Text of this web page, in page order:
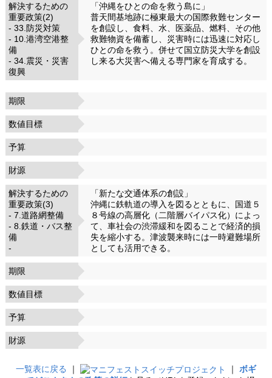
解決するための
重要政策(2)
- 33.防災対策
- 10.港湾空港整
備
- 34.震災・災害
復興
「沖縄をひとの命を救う島に」
普天間基地跡に極東最大の国際救難センター
を創設し、食料、水、医薬品、燃料、その他
救難物資を備蓄し、災害時には迅速に対応し
ひとの命を救う。併せて国立防災大学を創設
し来る大災害へ備える専門家を育成する。
期限
数値目標
予算
財源
解決するための
重要政策(3)
- 7.道路網整備
- 8.鉄道・バス整
備
-
「新たな交通体系の創設」
沖縄に鉄軌道の導入を図るとともに、国道５
８号線の高層化（二階層バイパス化）によっ
て、車社会の渋滞緩和を図ることで経済的損
失を縮小する。津波襲来時には一時避難場所
としても活用できる。
期限
数値目標
予算
財源
一覧表に戻る ｜ ｜ ボギ